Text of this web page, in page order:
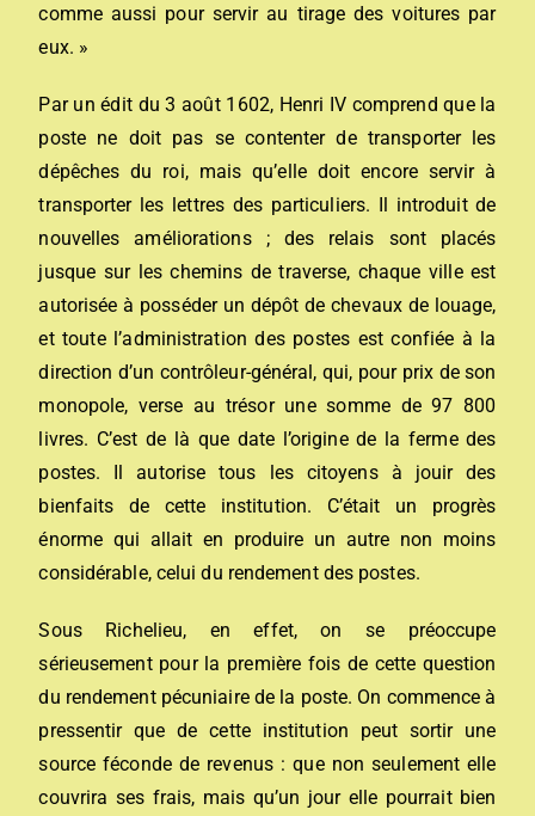
comme aussi pour servir au tirage des voitures par
eux. »
Par un édit du 3 août 1602, Henri IV comprend que la
poste ne doit pas se contenter de transporter les
dépêches du roi, mais qu’elle doit encore servir à
transporter les lettres des particuliers. Il introduit de
nouvelles améliorations ; des relais sont placés
jusque sur les chemins de traverse, chaque ville est
autorisée à posséder un dépôt de chevaux de louage,
et toute l’administration des postes est confiée à la
direction d’un contrôleur-général, qui, pour prix de son
monopole, verse au trésor une somme de 97 800
livres. C’est de là que date l’origine de la ferme des
postes. Il autorise tous les citoyens à jouir des
bienfaits de cette institution. C’était un progrès
énorme qui allait en produire un autre non moins
considérable, celui du rendement des postes.
Sous Richelieu, en effet, on se préoccupe
sérieusement pour la première fois de cette question
du rendement pécuniaire de la poste. On commence à
pressentir que de cette institution peut sortir une
source féconde de revenus : que non seulement elle
couvrira ses frais, mais qu’un jour elle pourrait bien